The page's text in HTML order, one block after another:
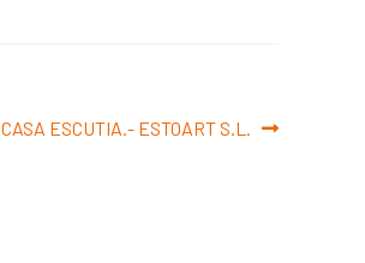
Siguiente:
CASA ESCUTIA.- ESTOART S.L.